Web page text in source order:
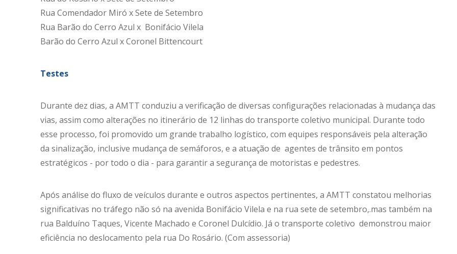
Rua Comendador Miró x Sete de Setembro
Rua Barão do Cerro Azul x Bonifácio Vilela
Barão do Cerro Azul x Coronel Bittencourt
Testes
Durante dez dias, a AMTT conduziu a verificação de diversas configurações relacionadas à mudança das
vias, assim como alterações no itinerário de 12 linhas do transporte coletivo municipal. Durante todo
esse processo, foi promovido um grande trabalho logístico, com equipes responsáveis pela alteração
da sinalização, inclusive mudança de semáforos, e a atuação de agentes de trânsito em pontos
estratégicos - por todo o dia - para garantir a segurança de motoristas e pedestres.
Após análise do fluxo de veículos durante e outros aspectos pertinentes, a AMTT constatou melhorias
significativas no tráfego não só na avenida Bonifácio Vilela e na rua sete de setembro,.mas também na
rua Balduíno Taques, Vicente Machado e Coronel Dulcídio. Já o transporte coletivo demonstrou maior
eficiência no deslocamento pela rua Do Rosário. (Com assessoria)